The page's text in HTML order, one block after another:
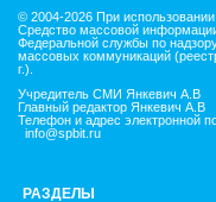
© 2004-2026 При
Средство массовой
Федеральной службы по
массовых коммуникаций
г.).
Учредитель СМИ Янкевич А.В
Главный редактор Янкевич А.В
Телефон и адрес электронной
info@spbit.ru
РАЗДЕЛЫ